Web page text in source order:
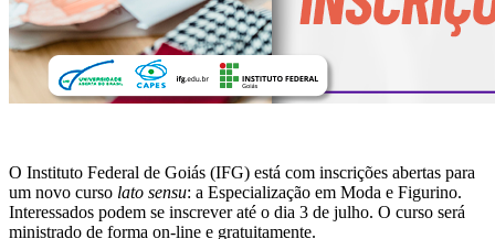
O Instituto Federal de Goiás (IFG) está com inscrições abertas para
um novo curso lato sensu: a Especialização em Moda e Figurino.
Interessados podem se inscrever até o dia 3 de julho. O curso será
ministrado de forma on-line e gratuitamente.